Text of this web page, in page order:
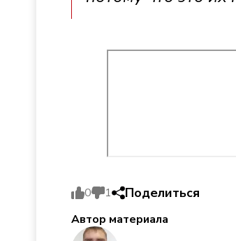
0 1 Поделиться
Автор материала